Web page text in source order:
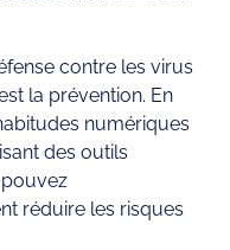
contre les virus
la prévention. En
numériques
des outils
réduire les risques